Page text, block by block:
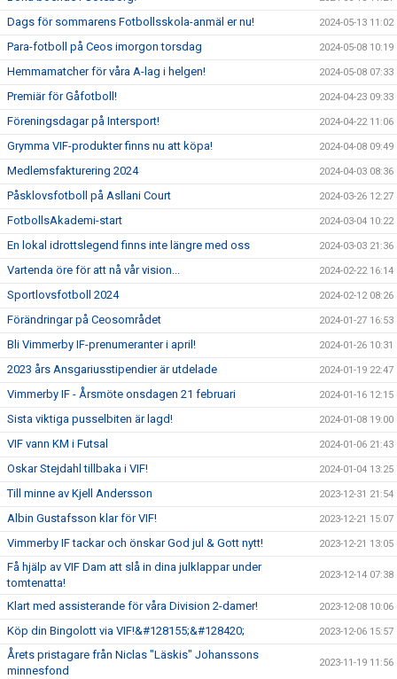
Dags för sommarens Fotbollsskola-anmäl er nu! 2024-05-13 11:02
Para-fotboll på Ceos imorgon torsdag 2024-05-08 10:19
Hemmamatcher för våra A-lag i helgen! 2024-05-08 07:33
Premiär för Gåfotboll! 2024-04-23 09:33
Föreningsdagar på Intersport! 2024-04-22 11:06
Grymma VIF-produkter finns nu att köpa! 2024-04-08 09:49
Medlemsfakturering 2024 2024-04-03 08:36
Påsklovsfotboll på Asllani Court 2024-03-26 12:27
FotbollsAkademi-start 2024-03-04 10:22
En lokal idrottslegend finns inte längre med oss 2024-03-03 21:36
Vartenda öre för att nå vår vision... 2024-02-22 16:14
Sportlovsfotboll 2024 2024-02-12 08:26
Förändringar på Ceosområdet 2024-01-27 16:53
Bli Vimmerby IF-prenumeranter i april! 2024-01-26 10:31
2023 års Ansgariusstipendier är utdelade 2024-01-19 22:47
Vimmerby IF - Årsmöte onsdagen 21 februari 2024-01-16 12:15
Sista viktiga pusselbiten är lagd! 2024-01-08 19:00
VIF vann KM i Futsal 2024-01-06 21:43
Oskar Stejdahl tillbaka i VIF! 2024-01-04 13:25
Till minne av Kjell Andersson 2023-12-31 21:54
Albin Gustafsson klar för VIF! 2023-12-21 15:07
Vimmerby IF tackar och önskar God jul & Gott nytt! 2023-12-21 13:05
Få hjälp av VIF Dam att slå in dina julklappar under
tomtenatta!
2023-12-14 07:38
Klart med assisterande för våra Division 2-damer! 2023-12-08 10:06
Köp din Bingolott via VIF!&#128155;&#128420; 2023-12-06 15:57
Årets pristagare från Niclas "Läskis" Johanssons
minnesfond
2023-11-19 11:56